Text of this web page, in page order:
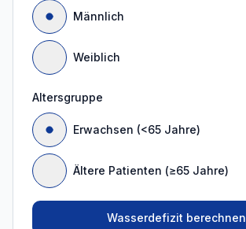
Männlich
Weiblich
Altersgruppe
Erwachsen (<65 Jahre)
Ältere Patienten (≥65 Jahre)
Wasserdefizit berechnen